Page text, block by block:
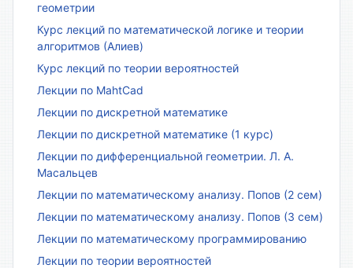
геометрии
Курс лекций по математической логике и теории
алгоритмов (Алиев)
Курс лекций по теории вероятностей
Лекции по MahtCad
Лекции по дискретной математике
Лекции по дискретной математике (1 курс)
Лекции по дифференциальной геометрии. Л. А.
Масальцев
Лекции по математическому анализу. Попов (2 сем)
Лекции по математическому анализу. Попов (3 сем)
Лекции по математическому программированию
Лекции по теории вероятностей